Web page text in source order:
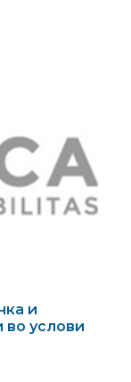
и
во услови